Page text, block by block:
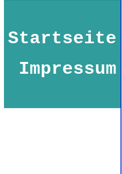
Startseite
Impressum